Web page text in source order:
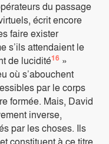
du passage
écrit encore
faire exister
s’ils attendaient le
de lucidité16 »
où s’abouchent
par le corps
formée. Mais, David
inverse,
par les choses. Ils
constituent à ce titre